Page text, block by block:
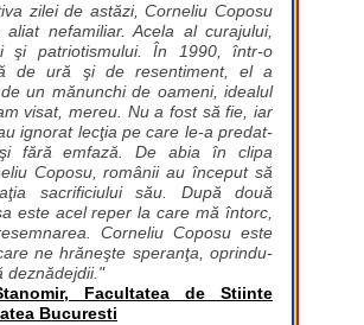
zilei de astăzi, Corneliu Coposu
nefamiliar. Acela al curajului,
şi patriotismului. În 1990, într-o
de ură şi de resentiment, el a
un mănunchi de oameni, idealul
visat, mereu. Nu a fost să fie, iar
ignorat lecţia pe care le-a predat-
fără emfază. De abia în clipa
Coposu, românii au început să
sacrificiului său. După două
este acel reper la care mă întorc,
Corneliu Coposu este
ne hrăneşte speranţa, oprindu-
deznădejdii."
Facultatea de Stiinte
Bucuresti